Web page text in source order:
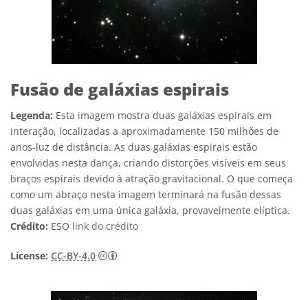
Fusão de galáxias espirais
Legenda: Esta imagem mostra duas galáxias espirais em
interação, localizadas a aproximadamente 150 milhões de
anos-luz de distância. As duas galáxias espirais estão
envolvidas nesta dança, criando distorções visíveis em seus
braços espirais devido à atração gravitacional. O que começa
como um abraço nesta imagem terminará na fusão dessas
duas galáxias em uma única galáxia, provavelmente elíptica.
Crédito: ESO link do crédito
License: CC-BY-4.0 Creative Commons Attribution 4.0